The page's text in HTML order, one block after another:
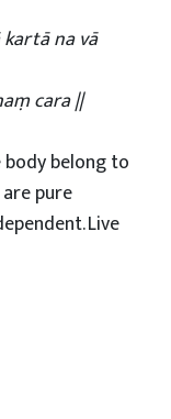
na vā
cara ||
belong to
pure
Live